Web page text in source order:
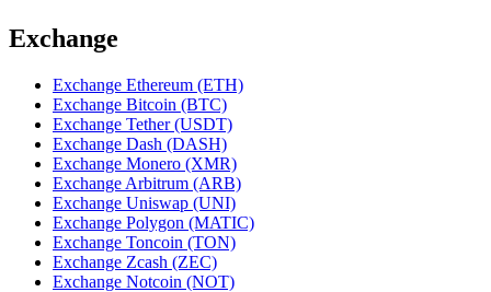
Exchange
Exchange Ethereum (ETH)
Exchange Bitcoin (BTC)
Exchange Tether (USDT)
Exchange Dash (DASH)
Exchange Monero (XMR)
Exchange Arbitrum (ARB)
Exchange Uniswap (UNI)
Exchange Polygon (MATIC)
Exchange Toncoin (TON)
Exchange Zcash (ZEC)
Exchange Notcoin (NOT)